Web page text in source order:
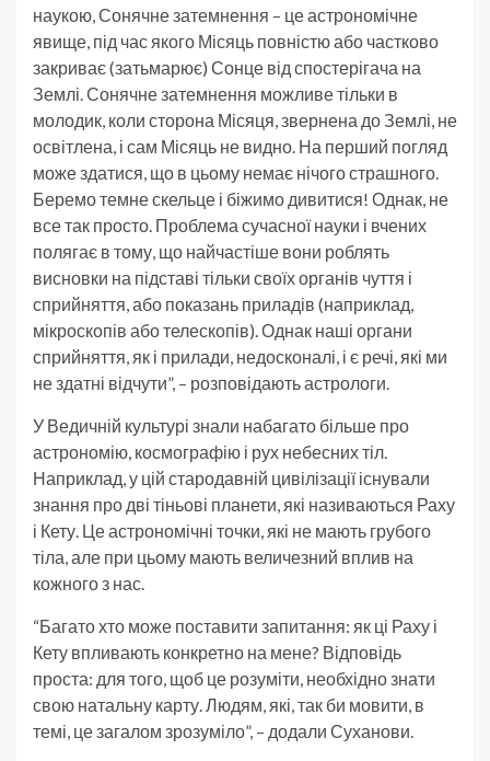
наукою, Сонячне затемнення – це астрономічне
явище, під час якого Місяць повністю або частково
закриває (затьмарює) Сонце від спостерігача на
Землі. Сонячне затемнення можливе тільки в
молодик, коли сторона Місяця, звернена до Землі, не
освітлена, і сам Місяць не видно. На перший погляд
може здатися, що в цьому немає нічого страшного.
Беремо темне скельце і біжимо дивитися! Однак, не
все так просто. Проблема сучасної науки і вчених
полягає в тому, що найчастіше вони роблять
висновки на підставі тільки своїх органів чуття і
сприйняття, або показань приладів (наприклад,
мікроскопів або телескопів). Однак наші органи
сприйняття, як і прилади, недосконалі, і є речі, які ми
не здатні відчути”, – розповідають астрологи.
У Ведичній культурі знали набагато більше про
астрономію, космографію і рух небесних тіл.
Наприклад, у цій стародавній цивілізації існували
знання про дві тіньові планети, які називаються Раху
і Кету. Це астрономічні точки, які не мають грубого
тіла, але при цьому мають величезний вплив на
кожного з нас.
“Багато хто може поставити запитання: як ці Раху і
Кету впливають конкретно на мене? Відповідь
проста: для того, щоб це розуміти, необхідно знати
свою натальну карту. Людям, які, так би мовити, в
темі, це загалом зрозуміло”, – додали Суханови.